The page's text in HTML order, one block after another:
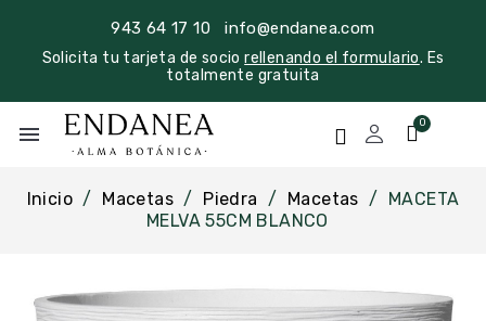
943 64 17 10 info@endanea.com
Solicita tu tarjeta de sociorellenando el formulario. Es
totalmente gratuita
menu
Inicio Macetas Piedra Macetas
MACETA
MELVA 55CM BLANCO